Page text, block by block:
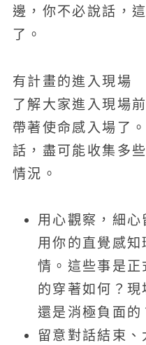
邊，你不必說話，
了。
有計畫的進入現場
了解大家進入現場
帶著使命感入場了
話，盡可能收集多
情況。
用心觀察，細心
用你的直覺感
情。這些事是
的穿著如何？現
還是消極負面的
留意對話結束